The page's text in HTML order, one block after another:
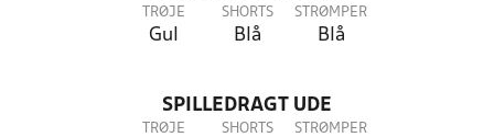
TRØJE
Gul
SHORTS
Blå
STRØMPER
Blå
SPILLEDRAGT UDE
TRØJE SHORTS STRØMPER